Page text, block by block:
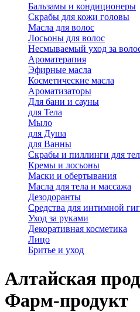
Бальзамы и кондиционеры
Скрабы для кожи головы
Масла для волос
Лосьоны для волос
Несмываемый уход за
Ароматерапия
Эфирные масла
Косметические масла
Ароматизаторы
Для бани и сауны
для Тела
Мыло
для Душа
для Ванны
Скрабы и пиллинги для
Кремы и лосьоны
Маски и обертывания
Масла для тела и массажа
Дезодоранты
Средства для интимной
Уход за руками
Декоративная косметика
Лицо
Бритье и уход
Алтайская
Фарм-продукт